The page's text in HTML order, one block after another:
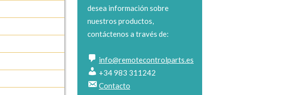
desea información sobre
nuestros productos,
contáctenos a través de:
info@remotecontrolparts.es
+34 983 311242
Contacto